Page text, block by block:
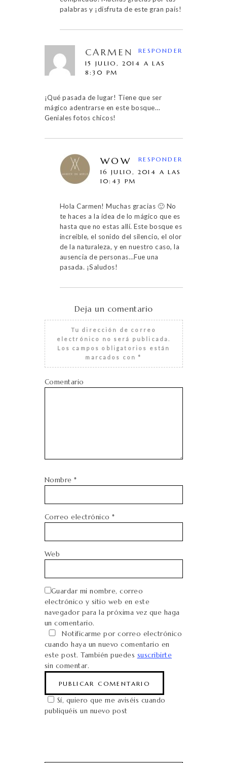
palabras y ¡disfruta de este gran país!
CARMEN
15 JULIO, 2014 A LAS
8:30 PM
¡Qué pasada de lugar! Tiene que ser
mágico adentrarse en este bosque…
Geniales fotos chicos!
RESPONDER
WOW
16 JULIO, 2014 A LAS
10:43 PM
Hola Carmen! Muchas gracias 🙂 No
te haces a la idea de lo mágico que es
hasta que no estas allí. Este bosque es
increíble, el sonido del silencio, el olor
de la naturaleza, y en nuestro caso, la
ausencia de personas…Fue una
pasada. ¡Saludos!
RESPONDER
Deja un comentario
Tu dirección de correo
electrónico no será publicada.
Los campos obligatorios están
marcados con *
Comentario
Nombre *
Correo electrónico *
Web
Guardar mi nombre, correo
electrónico y sitio web en este
navegador para la próxima vez que haga
un comentario.
Notificarme por correo electrónico
cuando haya un nuevo comentario en
este post. También puedes suscribirte
sin comentar.
Sí, quiero que me aviséis cuando
publiquéis un nuevo post